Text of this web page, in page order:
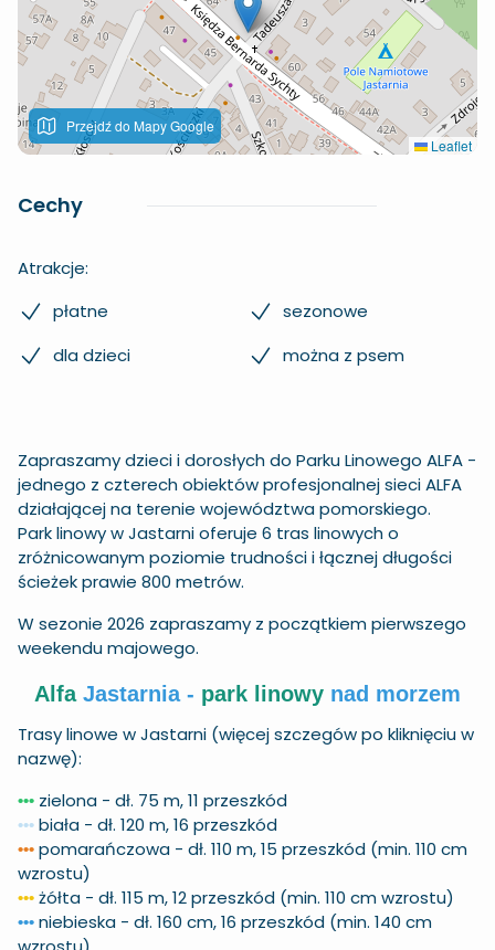
Przejdź do Mapy Google
Leaflet
Cechy
Atrakcje:
płatne
sezonowe
dla dzieci
można z psem
Zapraszamy dzieci i dorosłych do Parku Linowego ALFA -
jednego z czterech obiektów profesjonalnej sieci ALFA
działającej na terenie województwa pomorskiego.
Park linowy wJastarnioferuje 6 tras linowych o
zróżnicowanym poziomie trudności i łącznej długości
ścieżek prawie 800 metrów.
W sezonie 2026 zapraszamy z początkiem pierwszego
weekendu majowego.
Alfa Jastarnia - park linowy nad morzem
Trasy linowe w Jastarni (więcej szczegów po kliknięciu w
nazwę):
••• zielona - dł. 75 m, 11 przeszkód
••• biała - dł. 120 m, 16 przeszkód
••• pomarańczowa - dł. 110 m, 15 przeszkód (min. 110 cm
wzrostu)
••• żółta - dł. 115 m, 12 przeszkód (min. 110 cm wzrostu)
••• niebieska - dł. 160 cm, 16 przeszkód (min. 140 cm